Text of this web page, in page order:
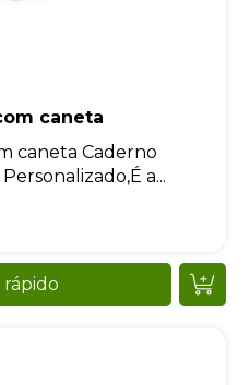
caneta
caneta Caderno
a...